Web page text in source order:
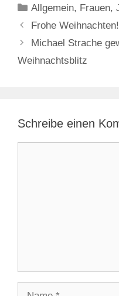
Kategorien
Allgemein, Frauen,
Frohe Weihnachten!
Michael Strache
Weihnachtsblitz
Schreibe einen